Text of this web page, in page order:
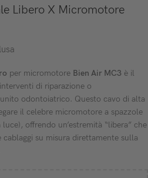
Libero X Micromotore
per micromotore Bien Air MC3 è il
di riparazione o
odontoiatrico. Questo cavo di alta
il celebre micromotore a spazzole
offrendo un’estremità “libera” che
su misura direttamente sulla